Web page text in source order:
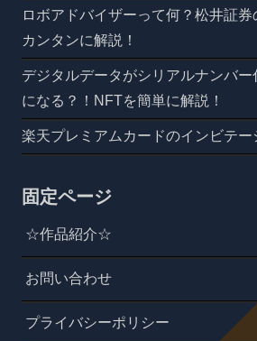
ロボアドバイザーって何？松井証
カンタンに解説！
デジタルデータがシリアルナンバ
になる？！NFTを簡単に解説！
楽天プレミアムカードのインビテー
固定ページ
☆作品紹介☆
お問い合わせ
プライバシーポリシー